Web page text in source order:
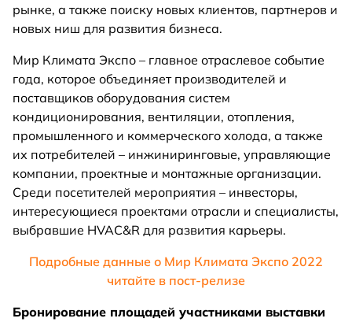
рынке, а также поиску новых клиентов, партнеров и
новых ниш для развития бизнеса.
Мир Климата Экспо – главное отраслевое событие
года, которое объединяет производителей и
поставщиков оборудования систем
кондиционирования, вентиляции, отопления,
промышленного и коммерческого холода, а также
их потребителей – инжиниринговые, управляющие
компании, проектные и монтажные организации.
Среди посетителей мероприятия – инвесторы,
интересующиеся проектами отрасли и специалисты,
выбравшие HVAC&R для развития карьеры.
Подробные данные о Мир Климата Экспо 2022
читайте в пост-релизе
Бронирование площадей участниками выставки